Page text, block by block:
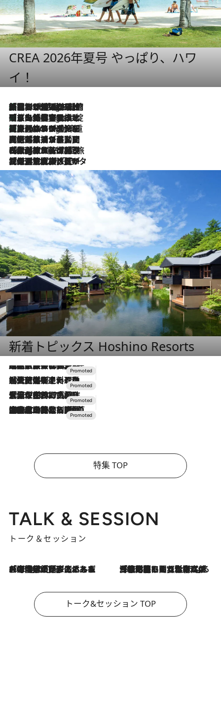
CREA 2026年夏号 やっぱり、ハワ
イ！
9 Hours Ago
「荷物が増えるほど旅ストレスは増す」美容ジャーナリストがたどり着いた最終結論。“化粧品を劇的に減らす”感動の凝縮美容とは
9 Hours Ago
「旅先には金髪ウィッグを持参」日本と同じメイクでは損してる!? 美容ジャーナリストが提案する“掟破りの旅美容”とは
9 Hours Ago
【厳選旅コスメ】「身軽さ＆UV対策重視！」ヘアアーティストshucoが選んだ夏旅ベストコスメを発表【Mサイズジップ】
2026.8.5
【厳選旅コスメ】国内をあちこち移動する河井菜摘が選んだ夏旅ベストコスメ発表！「リラックスアイテムはマスト」【Mサイズジップ】
2026.8.4
【厳選旅コスメ】「紫外線＆乾燥対策しながらメイク感も！」ヘア＆メイクGeorgeが選んだ夏旅ベストコスメを発表！【Mサイズジップ】
2026.8.3
【厳選旅コスメ】「保湿もタイパ重視！」“サウナ好き”タレント清水みさとが愛用する夏旅ベストコスメを発表！【Mサイズジップ】
新着トピックス Hoshino Resorts
2026.7.31
【ホテル帰省】という選択肢をOMOが提案。家族とほどよい距離を保つには「昼は実家、夜は気兼ねなくホテルで！」
2026.7.24
【夏限定ディナーコース】旬を迎える稚鮎や花ズッキーニなどをイタリア・トスカーナの郷土料理の手法で満喫！
2026.7.17
「土佐和ハーブかき氷」がOMO7高知に登場！生姜、山椒、大葉など目にも舌にも涼を呼ぶ郷土の味
2026.7.10
NEW OPEN！【界 草津】名湯の地に誕生。趣の異なる2種の温泉と上州ならではの会席・蕎麦割烹など美食を味わう究極の癒やし旅
特集 TOP
TALK & SESSION
トーク＆セッション
2026.8.3
「今後値上げがあるとすれば…」「リスクがあるのは今年の冬」エネルギー専門家が語る、ホルムズ海峡封鎖が家庭にもたらす“ある心配” 2026.8.3
「住宅建てられない…」「サーチャージ料の高値が続いている」ホルムズ海峡封鎖による影響はいつまで続く？《エネルギー専門家に聞く“どうなる日本の暮らし”》
トーク&セッション TOP